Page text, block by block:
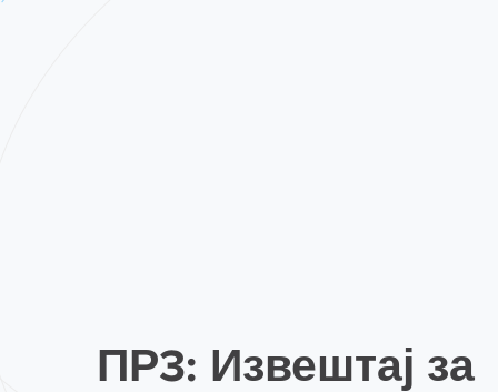
ПР3: Извештај за